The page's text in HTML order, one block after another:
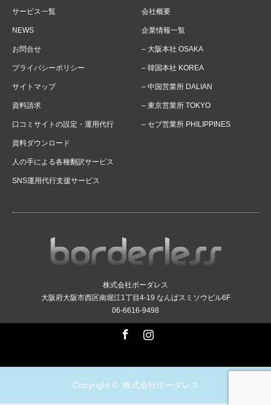
サービス一覧
NEWS
お問合せ
プライバシーポリシー
サイトマップ
資料請求
口コミサイトの設定・運用代行
資料ダウンロード
人の手による各種翻訳サービス
SNS運用代行支援サービス
会社概要
企業情報一覧
– 大阪本社 OSAKA
– 韓国本社 KOREA
– 中国営業所 DALIAN
– 東京営業所 TOKYO
– セブ営業所 PHILIPPINES
株式会社ボーダレス
大阪府大阪市西区南堀江1丁目4-19 なんばスミソウビル6F
06-6616-9498
Copyright © 株式会社ボーダレス